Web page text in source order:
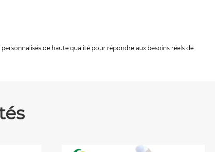
de haute qualité pour répondre aux besoins réels de